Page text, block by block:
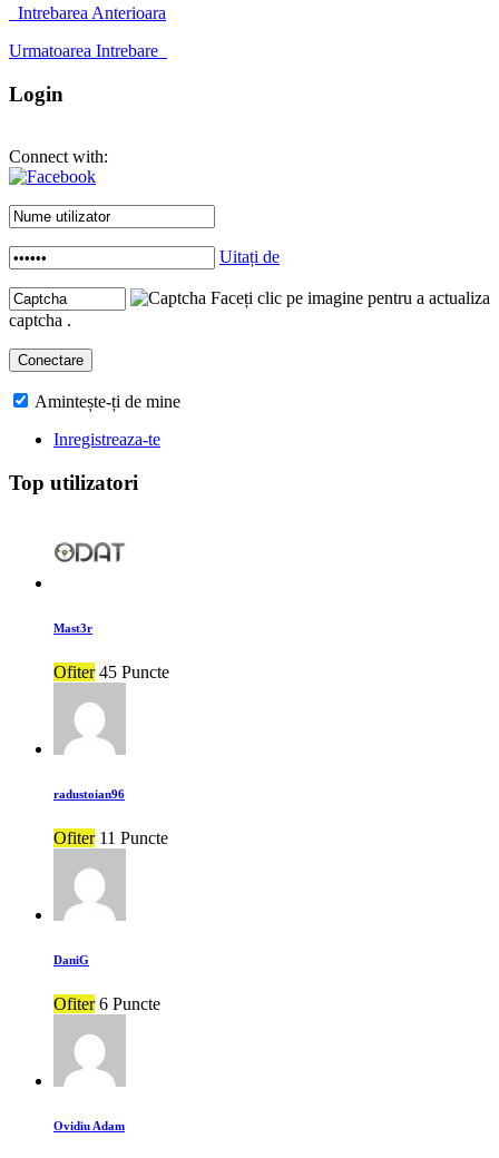
Intrebarea Anterioara
Urmatoarea Intrebare
Login
Connect with:
Uitați de
Faceți clic pe imagine pentru a actualiza
captcha .
Amintește-ți de mine
Inregistreaza-te
Top utilizatori
Mast3r
Ofiter 45 Puncte
radustoian96
Ofiter 11 Puncte
DaniG
Ofiter 6 Puncte
Ovidiu Adam